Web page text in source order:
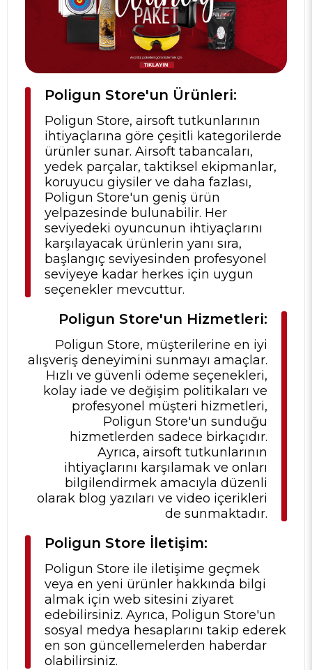
Poligun Store'un Ürünleri:
Poligun Store, airsoft tutkunlarının
ihtiyaçlarına göre çeşitli kategorilerde
ürünler sunar. Airsoft tabancaları,
yedek parçalar, taktiksel ekipmanlar,
koruyucu giysiler ve daha fazlası,
Poligun Store'un geniş ürün
yelpazesinde bulunabilir. Her
seviyedeki oyuncunun ihtiyaçlarını
karşılayacak ürünlerin yanı sıra,
başlangıç seviyesinden profesyonel
seviyeye kadar herkes için uygun
seçenekler mevcuttur.
Poligun Store'un Hizmetleri:
Poligun Store, müşterilerine en iyi
alışveriş deneyimini sunmayı amaçlar.
Hızlı ve güvenli ödeme seçenekleri,
kolay iade ve değişim politikaları ve
profesyonel müşteri hizmetleri,
Poligun Store'un sunduğu
hizmetlerden sadece birkaçıdır.
Ayrıca, airsoft tutkunlarının
ihtiyaçlarını karşılamak ve onları
bilgilendirmek amacıyla düzenli
olarak blog yazıları ve video içerikleri
de sunmaktadır.
Poligun Store İletişim:
Poligun Store ile iletişime geçmek
veya en yeni ürünler hakkında bilgi
almak için web sitesini ziyaret
edebilirsiniz. Ayrıca, Poligun Store'un
sosyal medya hesaplarını takip ederek
en son güncellemelerden haberdar
olabilirsiniz.